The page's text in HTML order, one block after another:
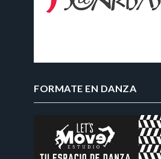
FORMATE EN DANZA